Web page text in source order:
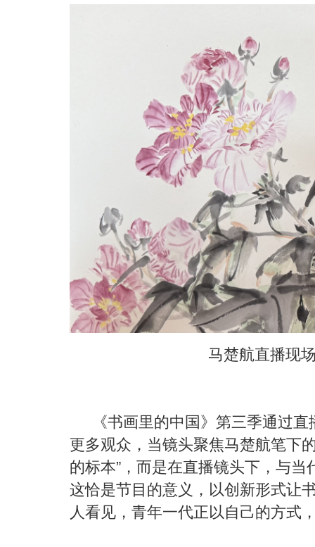
马楚航直播现
《书画里的中国》第三季通过
更多观众 ， 当镜头聚焦马楚航笔下
的标本” ，而是在直播镜头下，与
这恰是节目的意义，以创新形式让
人看见 ， 青年一代正以自己的方式